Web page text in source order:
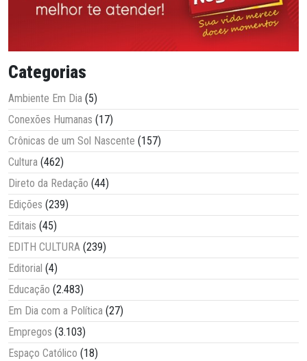
Categorias
Ambiente Em Dia (5)
Conexões Humanas (17)
Crônicas de um Sol Nascente (157)
Cultura (462)
Direto da Redação (44)
Edições (239)
Editais (45)
EDITH CULTURA (239)
Editorial (4)
Educação (2.483)
Em Dia com a Política (27)
Empregos (3.103)
Espaço Católico (18)